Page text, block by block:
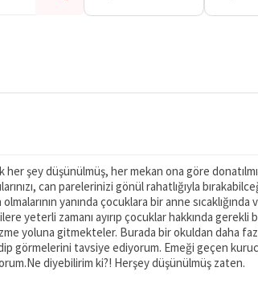
her şey düşünülmüş, her mekan ona göre
can parelerinizi gönül rahatlığıyla
yanında çocuklara bir anne
yeterli zamanı ayırıp çocuklar hakkında gerekli
yoluna gitmekteler. Burada bir okuldan daha
görmelerini tavsiye ediyorum. Emeği geçen
diyebilirim ki?! Herşey düşünülmüş zaten.